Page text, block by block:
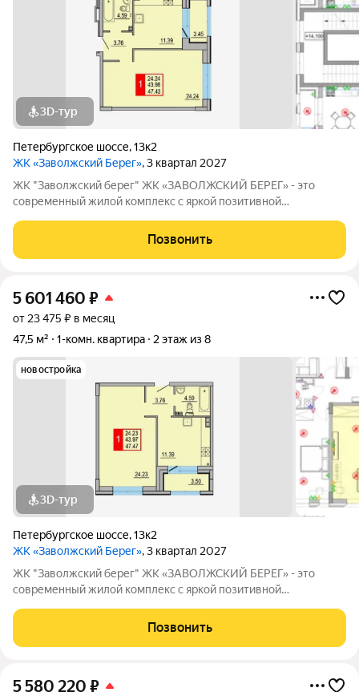
3D-тур
Петербургское шоссе,13к2
ЖК «Заволжский Берег», 3 квартал 2027
ЖК "Заволжский берег" ЖК «ЗАВОЛЖСКИЙ БЕРЕГ» - это
современный жилой комплекс с яркой позитивной
состоящий из пятнадцати 8-этажных секций, которые
образуют три полузамкнутых двора с раскрытием
Позвонить
5 601 460 ₽
от 23 475 ₽ в месяц
47,5 м²
1-комн. квартира 2 этаж из 8
новостройка
3D-тур
Петербургское шоссе,13к2
ЖК «Заволжский Берег», 3 квартал 2027
ЖК "Заволжский берег" ЖК «ЗАВОЛЖСКИЙ БЕРЕГ» - это
современный жилой комплекс с яркой позитивной
состоящий из пятнадцати 8-этажных секций, которые
образуют три полузамкнутых двора с раскрытием
Позвонить
5 580 220 ₽